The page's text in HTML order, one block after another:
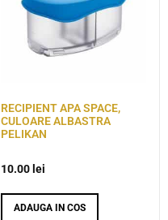
RECIPIENT APA SPACE,
CULOARE ALBASTRA
PELIKAN
10.00 lei
ADAUGA IN COS